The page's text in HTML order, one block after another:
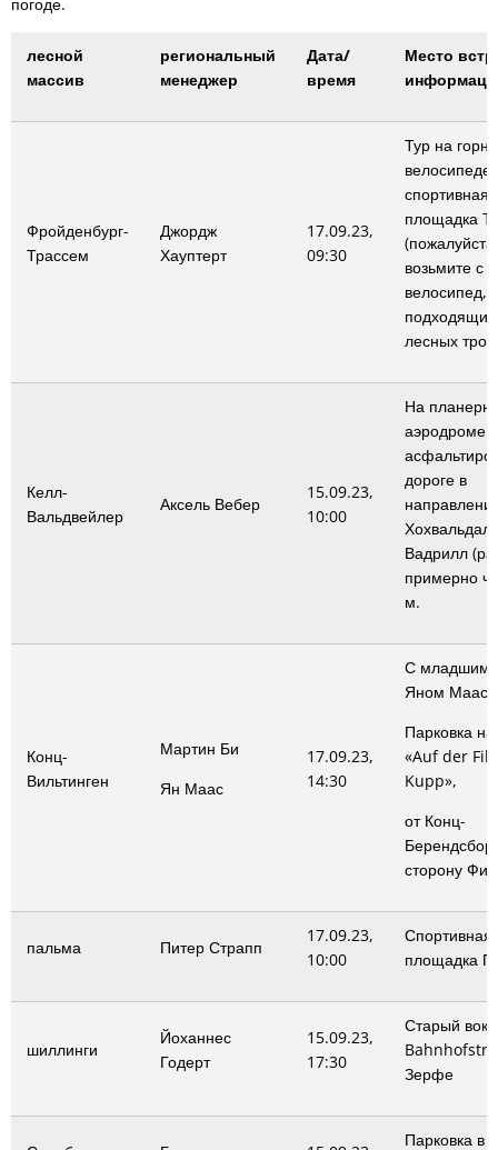
лесной
массив
региональный
менеджер
Дата/
время
Место
Фройденбург-
Трассем
Джордж
Хауптерт
17.09.23,
09:30
Тур на
велосипеде,
спортивная
площадка
(пожалуйста,
возьмите с
велосипед,
лесных
Келл-
Вальдвейлер
Аксель Вебер
15.09.23,
10:00
На
аэродроме
дороге в
Вадрилл
примерно
м.
Конц-
Вильтинген
Мартин Би
Ян Маас
17.09.23,
14:30
С младшим
Яном
Парковка
«Auf der
Kupp»,
от Конц-
сторону
пальма Питер Страпп
17.09.23,
10:00
Спортивная
площадка
шиллинги
Йоханнес
Годерт
15.09.23,
17:30
Старый
Bahnhofstr.
Зерфе
Парковка в